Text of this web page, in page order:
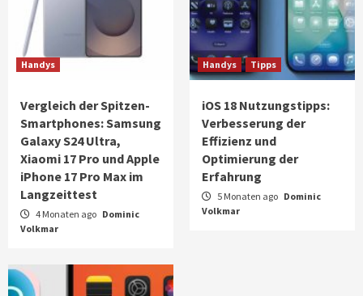
Handys
Vergleich der Spitzen-
Smartphones: Samsung
Galaxy S24 Ultra,
Xiaomi 17 Pro und Apple
iPhone 17 Pro Max im
Langzeittest
4 Monaten ago Dominic
Volkmar
Handys Tipps
iOS 18 Nutzungstipps:
Verbesserung der
Effizienz und
Optimierung der
Erfahrung
5 Monaten ago Dominic
Volkmar